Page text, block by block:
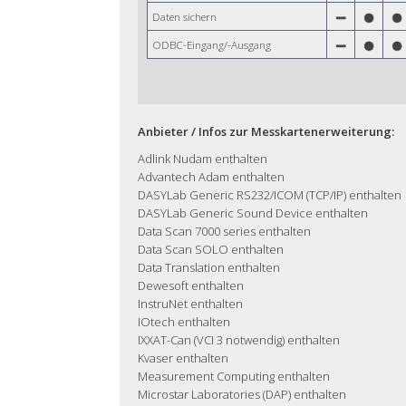
Daten sichern
ODBC-Eingang/-Ausgang
Anbieter / Infos zur Messkartenerweiterung:
Adlink Nudam enthalten
Advantech Adam enthalten
DASYLab Generic RS232/ICOM (TCP/IP) enthalten
DASYLab Generic Sound Device enthalten
Data Scan 7000 series enthalten
Data Scan SOLO enthalten
Data Translation enthalten
Dewesoft enthalten
InstruNet enthalten
IOtech enthalten
IXXAT-Can (VCI 3 notwendig) enthalten
Kvaser enthalten
Measurement Computing enthalten
Microstar Laboratories (DAP) enthalten